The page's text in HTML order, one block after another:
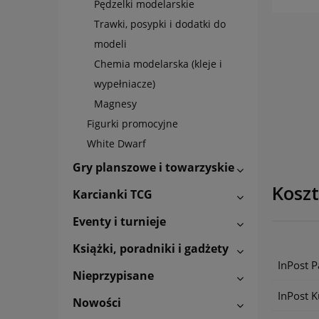
Pędzelki modelarskie
Trawki, posypki i dodatki do
modeli
Chemia modelarska (kleje i
wypełniacze)
Magnesy
Figurki promocyjne
White Dwarf
Gry planszowe i towarzyskie
Karcianki TCG
Eventy i turnieje
Książki, poradniki i gadżety
Nieprzypisane
Nowości
InPost
InPost